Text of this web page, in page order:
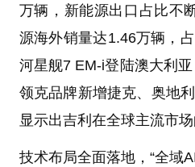
万辆，新能源出口占比不
源海外销量达1.46万辆，
河星舰7 EM-i登陆澳大利
领克品牌新增捷克、奥地
显示出吉利在全球主流市
技术布局全面落地，“全域